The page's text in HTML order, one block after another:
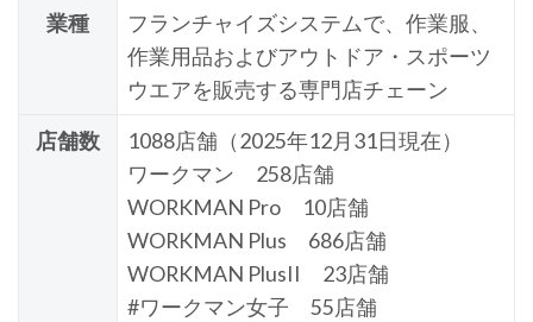
業種
フランチャイズシステムで、作業服、
作業用品およびアウトドア・スポーツ
ウエアを販売する専門店チェーン
店舗数
1088店舗（2025年12月31日現在）
ワークマン 258店舗
WORKMAN Pro 10店舗
WORKMAN Plus 686店舗
WORKMAN PlusII 23店舗
#ワークマン女子 55店舗